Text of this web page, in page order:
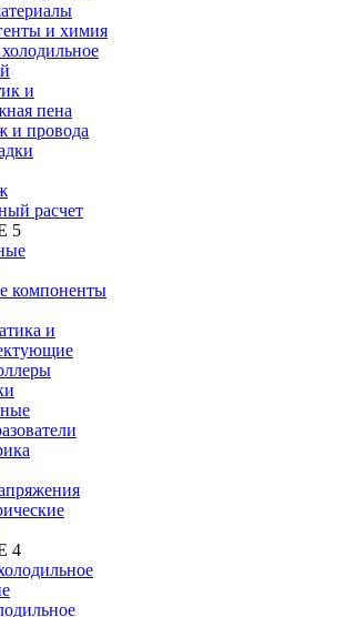
и химия
и
пена
и провода
расчет
5
компоненты
и
4